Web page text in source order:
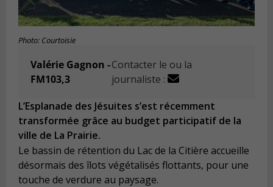
Photo: Courtoisie
Valérie Gagnon -
FM103,3
Contacter le ou la
journaliste :
L’Esplanade des Jésuites s’est récemment
transformée grâce au budget participatif de la
ville de La Prairie.
Le bassin de rétention du Lac de la Citière accueille
désormais des îlots végétalisés flottants, pour une
touche de verdure au paysage.